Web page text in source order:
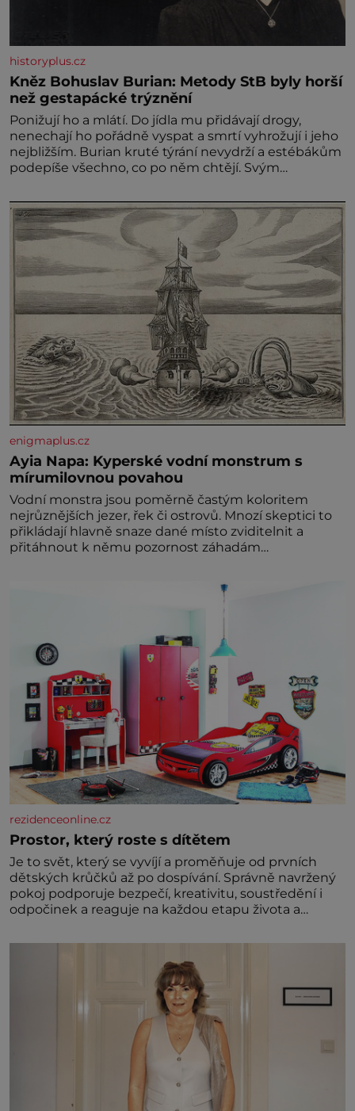
historyplus.cz
Kněz Bohuslav Burian: Metody StB byly horší
než gestapácké trýznění
Ponižují ho a mlátí. Do jídla mu přidávají drogy,
nenechají ho pořádně vyspat a smrtí vyhrožují i jeho
nejbližším. Burian kruté týrání nevydrží a estébákům
podepíše všechno, co po něm chtějí. Svým
výslechů nikdo nevyvíjel fyzický ani psychický nátlak.
Syn brněnského řezníka chce být knězem a
enigmaplus.cz
Ayia Napa: Kyperské vodní monstrum s
mírumilovnou povahou
Vodní monstra jsou poměrně častým koloritem
nejrůznějších jezer, řek či ostrovů. Mnozí skeptici to
přikládají hlavně snaze dané místo zviditelnit a
přitáhnout k němu pozornost záhadám
rezidenceonline.cz
Prostor, který roste s dítětem
Je to svět, který se vyvíjí a proměňuje od prvních
dětských krůčků až po dospívání. Správně navržený
pokoj podporuje bezpečí, kreativitu, soustředění i
odpočinek a reaguje na každou etapu života a
jednoduchost, měkkost a bezpečí, proto by pokoj